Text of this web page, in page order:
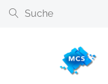
info@mcs-